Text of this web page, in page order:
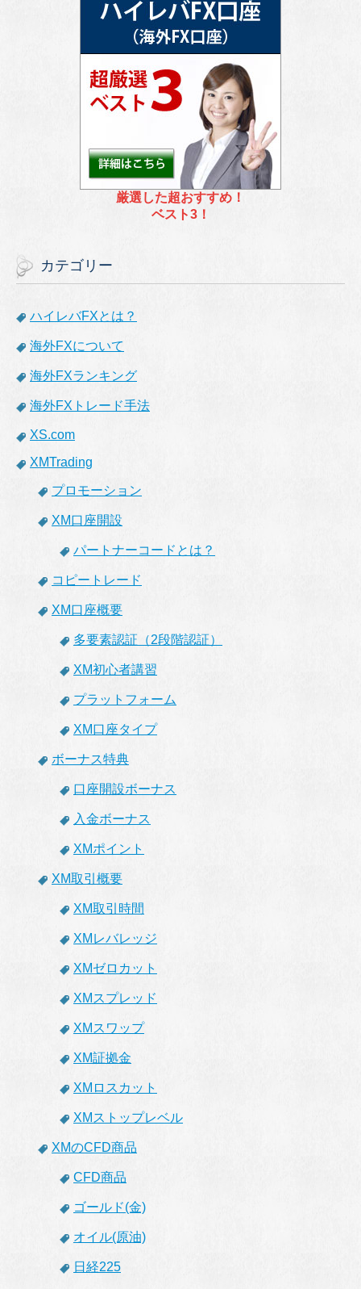
厳選した超おすすめ！
ベスト3！
カテゴリー
ハイレバFXとは？
海外FXについて
海外FXランキング
海外FXトレード手法
XS.com
XMTrading
プロモーション
XM口座開設
パートナーコードとは？
コピートレード
XM口座概要
多要素認証（2段階認証）
XM初心者講習
プラットフォーム
XM口座タイプ
ボーナス特典
口座開設ボーナス
入金ボーナス
XMポイント
XM取引概要
XM取引時間
XMレバレッジ
XMゼロカット
XMスプレッド
XMスワップ
XM証拠金
XMロスカット
XMストップレベル
XMのCFD商品
CFD商品
ゴールド(金)
オイル(原油)
日経225